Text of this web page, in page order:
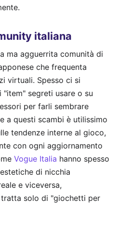
italiana
ma agguerrita comunità di
che frequenta
virtuali. Spesso ci si
"item" segreti usare o su
per farli sembrare
a questi scambi è utilissimo
tendenze interne al gioco,
con ogni aggiornamento
Vogue Italia hanno spesso
di nicchia
e viceversa,
solo di "giochetti per